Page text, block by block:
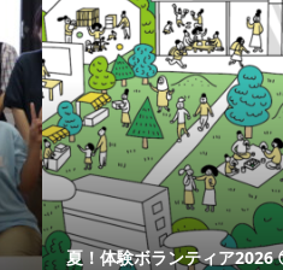
夏！体験ボランティア